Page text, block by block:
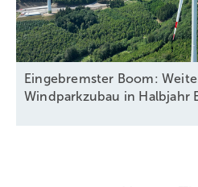
Eingebremster Boom:
Windparkzubau in Halbjahr